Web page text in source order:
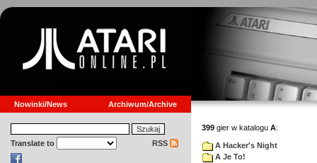
Nowinki/News Archiwum/Archive
Translate to RSS
399 gier w katalogu A:
A Hacker's Night
A Je To!